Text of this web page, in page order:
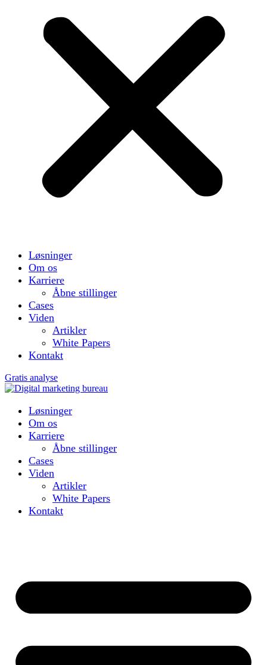
Løsninger
Om os
Karriere
Åbne stillinger
Cases
Viden
Artikler
White Papers
Kontakt
Gratis analyse
Løsninger
Om os
Karriere
Åbne stillinger
Cases
Viden
Artikler
White Papers
Kontakt